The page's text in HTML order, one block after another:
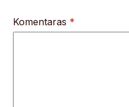
Komentaras *